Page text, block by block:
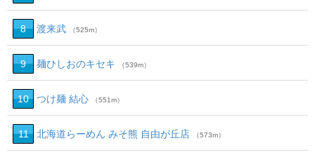
8 渡来武 （525m）
9 麺ひしおのキセキ （539m）
10 つけ麺 結心 （551m）
11 北海道らーめん みそ熊 自由が丘店 （573m）